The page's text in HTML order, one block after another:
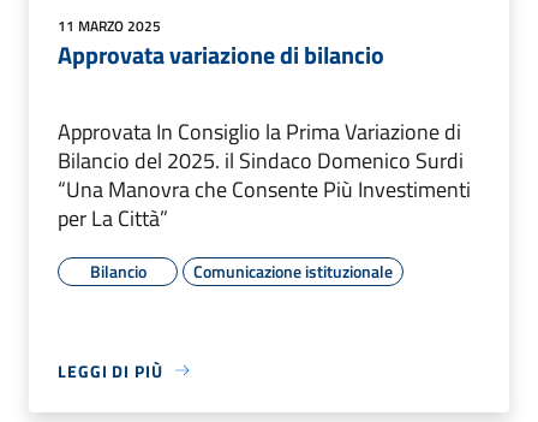
11 MARZO 2025
Approvata variazione di bilancio
Approvata In Consiglio la Prima Variazione di
Bilancio del 2025. il Sindaco Domenico Surdi
“Una Manovra che Consente Più Investimenti
per La Città”
Bilancio Comunicazione istituzionale
LEGGI DI PIÙ